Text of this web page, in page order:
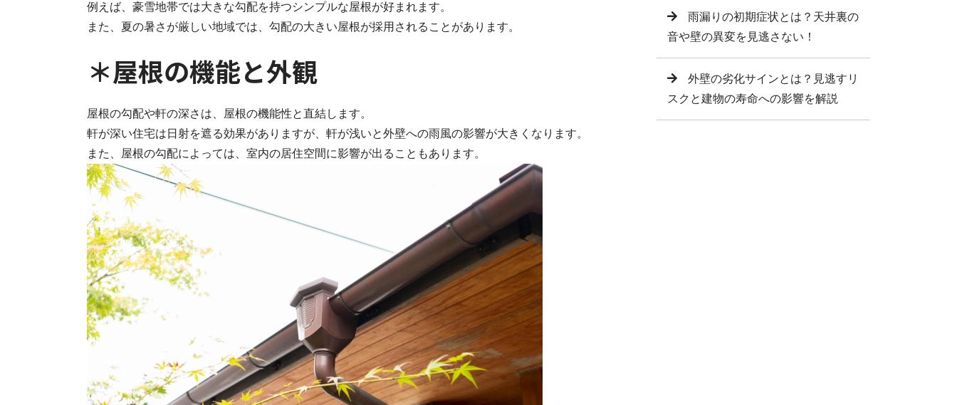
例えば、豪雪地帯では大きな勾配を持つシンプルな屋根が好まれます。
また、夏の暑さが厳しい地域では、勾配の大きい屋根が採用されることがあります。
＊屋根の機能と外観
屋根の勾配や軒の深さは、屋根の機能性と直結します。
軒が深い住宅は日射を遮る効果がありますが、軒が浅いと外壁への雨風の影響が大きくなります。
また、屋根の勾配によっては、室内の居住空間に影響が出ることもあります。
雨漏りの初期症状とは？天井裏の
音や壁の異変を見逃さない！
外壁の劣化サインとは？見逃すリ
スクと建物の寿命への影響を解説